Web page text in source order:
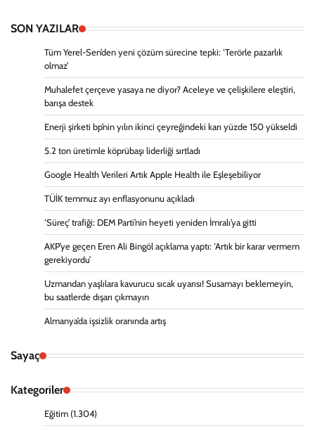
SON YAZILAR
Tüm Yerel-Sen’den yeni çözüm sürecine tepki: ‘Terörle pazarlık
olmaz’
Muhalefet çerçeve yasaya ne diyor? Aceleye ve çelişkilere eleştiri,
barışa destek
Enerji şirketi bp’nin yılın ikinci çeyreğindeki karı yüzde 150 yükseldi
5.2 ton üretimle köprübaşı liderliği sırtladı
Google Health Verileri Artık Apple Health ile Eşleşebiliyor
TÜİK temmuz ayı enflasyonunu açıkladı
‘Süreç’ trafiği: DEM Parti’nin heyeti yeniden İmralı’ya gitti
AKP’ye geçen Eren Ali Bingöl açıklama yaptı: ‘Artık bir karar vermem
gerekiyordu’
Uzmandan yaşlılara kavurucu sıcak uyarısı! Susamayı beklemeyin,
bu saatlerde dışarı çıkmayın
Almanya’da işsizlik oranında artış
Sayaç
Kategoriler
Eğitim (1.304)